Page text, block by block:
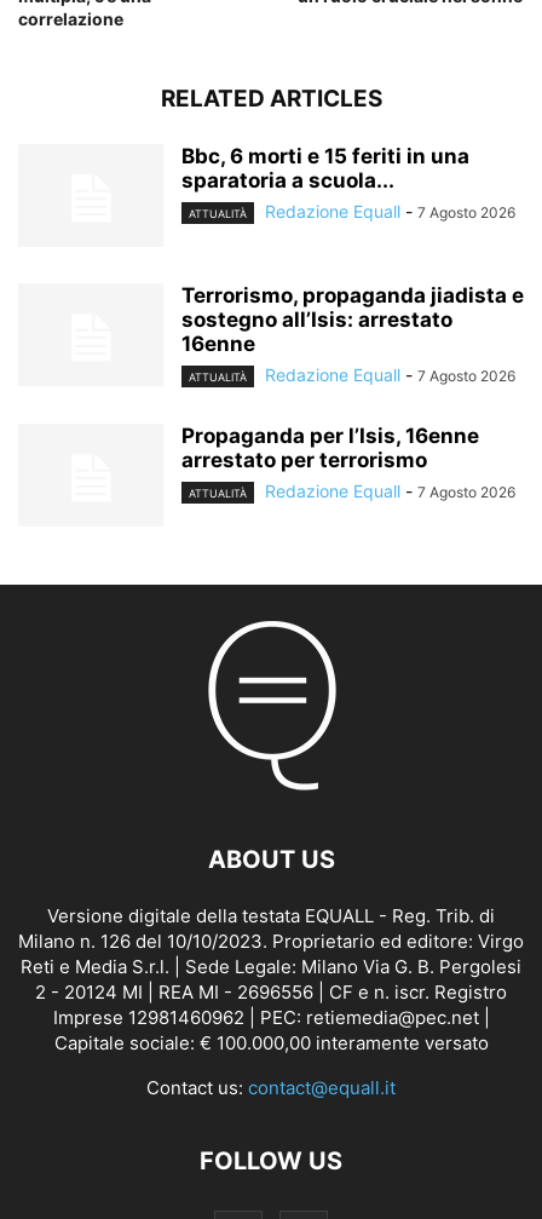
correlazione
RELATED ARTICLES
Bbc, 6 morti e 15 feriti in una
sparatoria a scuola...
ATTUALITÀ Redazione Equall - 7 Agosto 2026
Terrorismo, propaganda jiadista e
sostegno all’Isis: arrestato
16enne
ATTUALITÀ Redazione Equall - 7 Agosto 2026
Propaganda per l’Isis, 16enne
arrestato per terrorismo
ATTUALITÀ Redazione Equall - 7 Agosto 2026
ABOUT US
Versione digitale della testata EQUALL - Reg. Trib. di
Milano n. 126 del 10/10/2023. Proprietario ed editore: Virgo
Reti e Media S.r.l. | Sede Legale: Milano Via G. B. Pergolesi
2 - 20124 MI | REA MI - 2696556 | CF e n. iscr. Registro
Imprese 12981460962 | PEC: retiemedia@pec.net |
Capitale sociale: € 100.000,00 interamente versato
Contact us: contact@equall.it
FOLLOW US